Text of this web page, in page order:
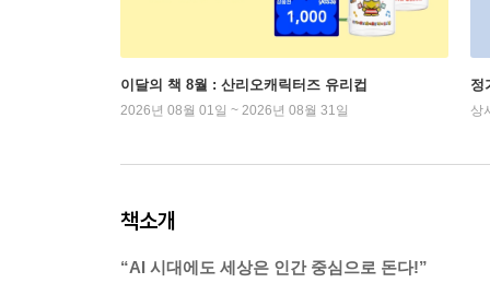
이달의 책 8월 : 산리오캐릭터즈 유리컵
2026년 08월 01일 ~ 2026년 08월 31일
정
상
책소개
“AI 시대에도 세상은 인간 중심으로 돈다!”